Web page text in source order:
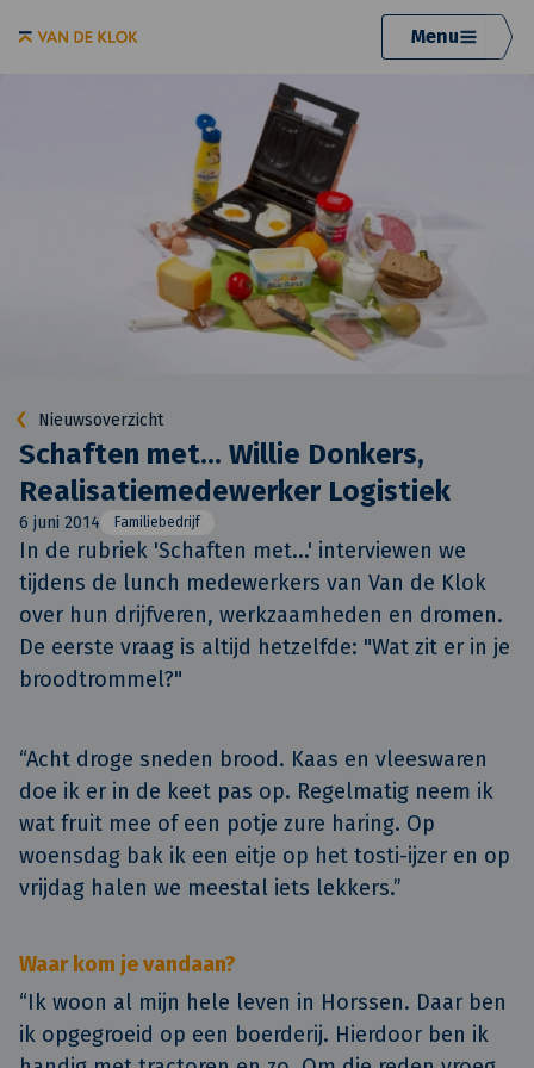
Menu
Nieuwsoverzicht
Schaften met... Willie Donkers,
Realisatiemedewerker Logistiek
6 juni 2014 Familiebedrijf
In de rubriek 'Schaften met...' interviewen we
tijdens de lunch medewerkers van Van de Klok
over hun drijfveren, werkzaamheden en dromen.
De eerste vraag is altijd hetzelfde: "Wat zit er in je
broodtrommel?"
“Acht droge sneden brood. Kaas en vleeswaren
doe ik er in de keet pas op. Regelmatig neem ik
wat fruit mee of een potje zure haring. Op
woensdag bak ik een eitje op het tosti-ijzer en op
vrijdag halen we meestal iets lekkers.”
Waar kom je vandaan?
“Ik woon al mijn hele leven in Horssen. Daar ben
ik opgegroeid op een boerderij. Hierdoor ben ik